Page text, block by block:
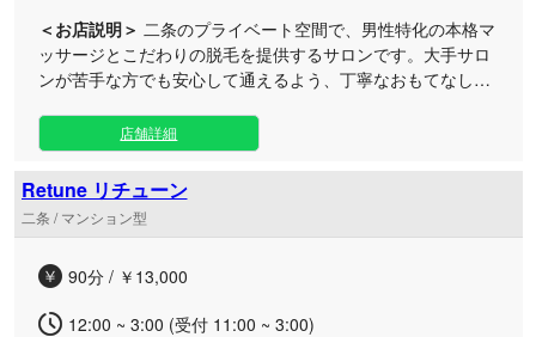
＜お店説明＞ 二条のプライベート空間で、男性特化の本格マ
ッサージとこだわりの脱毛を提供するサロンです。大手サロ
ンが苦手な方でも安心して通えるよう、丁寧なおもてなしを
完全個室のプライベート空間をご用意いたしました。施術で
は、最高級オイルを用いたロングストロークのバリニーズと
ロミロミを融合したオリジナルのアロママッサージや、痛み
に配慮した脱毛を提供しております。お仕事帰りの遅い時間
やお出かけの合間のリフレッシュに、シャワーも完備した清
店舗詳細
Retune リチューン
二条 / マンション型
90分 / ￥13,000
12:00 ~ 3:00 (受付 11:00 ~ 3:00)